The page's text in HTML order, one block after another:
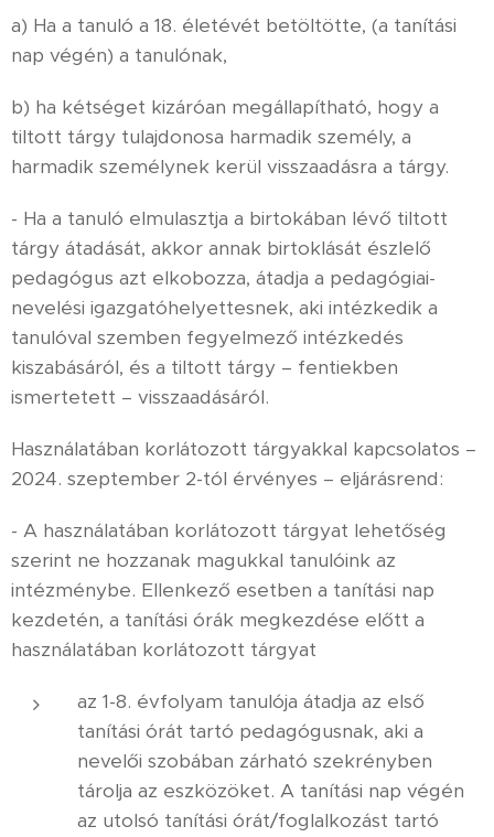
a) Ha a tanuló a 18. életévét betöltötte, (a tanítási
nap végén) a tanulónak,
b) ha kétséget kizáróan megállapítható, hogy a
tiltott tárgy tulajdonosa harmadik személy, a
harmadik személynek kerül visszaadásra a tárgy.
- Ha a tanuló elmulasztja a birtokában lévő tiltott
tárgy átadását, akkor annak birtoklását észlelő
pedagógus azt elkobozza, átadja a pedagógiai-
nevelési igazgatóhelyettesnek, aki intézkedik a
tanulóval szemben fegyelmező intézkedés
kiszabásáról, és a tiltott tárgy – fentiekben
ismertetett – visszaadásáról.
Használatában korlátozott tárgyakkal kapcsolatos –
2024. szeptember 2-tól érvényes – eljárásrend:
- A használatában korlátozott tárgyat lehetőség
szerint ne hozzanak magukkal tanulóink az
intézménybe. Ellenkező esetben a tanítási nap
kezdetén, a tanítási órák megkezdése előtt a
használatában korlátozott tárgyat
az 1-8. évfolyam tanulója átadja az első
tanítási órát tartó pedagógusnak, aki a
nevelői szobában zárható szekrényben
tárolja az eszközöket. A tanítási nap végén
az utolsó tanítási órát/foglalkozást tartó